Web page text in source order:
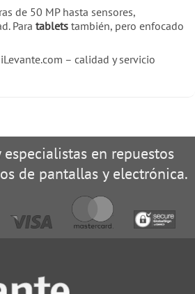
de 50 MP hasta sensores,
Para tablets también, pero enfocado
– calidad y servicio
especialistas en repuestos
de pantallas y electrónica.